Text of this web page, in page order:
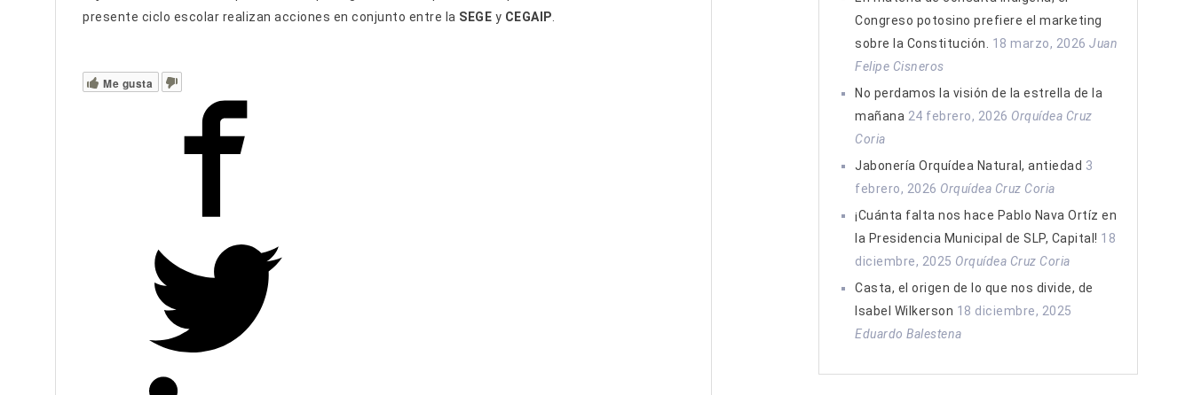
presente ciclo escolar realizan acciones en conjunto entre la SEGE y CEGAIP
Me gusta
Congreso potosino prefiere el marketing
sobre la Constitución.
18 marzo, 2026 Juan
Felipe Cisneros
No perdamos la visión de la estrella de la
mañana 24 febrero, 2026 Orquídea Cruz
Coria
Jabonería Orquídea Natural, antiedad 3
febrero, 2026 Orquídea Cruz Coria
¡Cuánta falta nos hace Pablo Nava Ortíz en
la Presidencia Municipal de SLP, Capital! 18
diciembre, 2025 Orquídea Cruz Coria
Casta, el origen de lo que nos divide, de
Isabel Wilkerson 18 diciembre, 2025
Eduardo Balestena